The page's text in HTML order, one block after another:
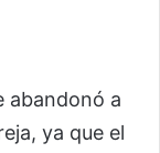
abandonó a
ya que el